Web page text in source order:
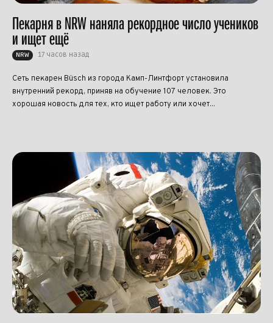
Пекарня в NRW наняла рекордное число учеников
и ищет ещё
NRW 17 часов назад
Сеть пекарен Büsch из города Камп-Линтфорт установила
внутренний рекорд, приняв на обучение 107 человек. Это
хорошая новость для тех, кто ищет работу или хочет...